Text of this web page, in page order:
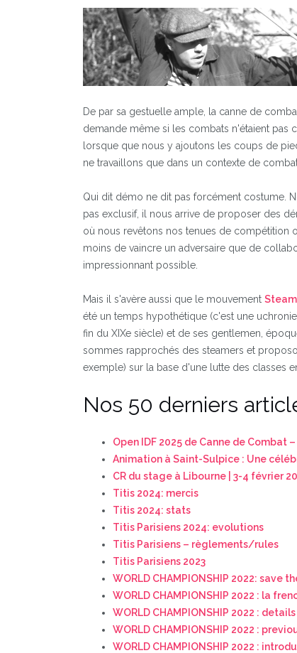
De par sa gestuelle ample, la canne de
demande même si les combats n'étaient pas
lorsque que nous y ajoutons les coups de
ne travaillons que dans un contexte de
Qui dit démo ne dit pas forcément costume.
pas exclusif, il nous arrive de proposer des
où nous revêtons nos tenues de compétition
moins de vaincre un adversaire que de
impressionnant possible.
Mais il s'avère aussi que le mouvement
été un temps hypothétique (c'est une
fin du XIXe siècle) et de ses gentlemen,
sommes rapprochés des steamers et
exemple) sur la base d'une lutte des classes
Nos 50 derniers
Open IDF 2025 de Canne de Combat
Animation à Saint-Sulpice : Une
CR du stage à Libourne | 3-4 février
Titis 2024: mercis
Titis 2024: stats
Titis Parisiens 2024: evolutions
Titis Parisiens – règlements/rules
Titis Parisiens 2023
WORLD CHAMPIONSHIP 2022: save
WORLD CHAMPIONSHIP 2022 : la
WORLD CHAMPIONSHIP 2022 : details
WORLD CHAMPIONSHIP 2022 :
WORLD CHAMPIONSHIP 2022 :